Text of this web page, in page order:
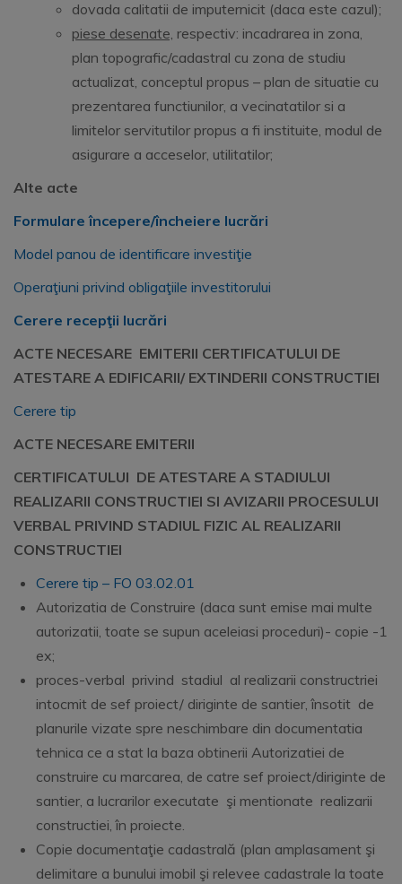
dovada calitatii de imputernicit (daca este cazul);
piese desenate, respectiv: incadrarea in zona,
plan topografic/cadastral cu zona de studiu
actualizat, conceptul propus – plan de situatie cu
prezentarea functiunilor, a vecinatatilor si a
limitelor servitutilor propus a fi instituite, modul de
asigurare a acceselor, utilitatilor;
Alte acte
Formulare începere/încheiere lucrări
Model panou de identificare investiţie
Operaţiuni privind obligaţiile investitorului
Cerere recepţii lucrări
ACTE NECESARE EMITERII CERTIFICATULUI DE
ATESTARE A EDIFICARII/ EXTINDERII CONSTRUCTIEI
Cerere tip
ACTE NECESARE EMITERII
CERTIFICATULUI DE ATESTARE A STADIULUI
REALIZARII CONSTRUCTIEI SI AVIZARII PROCESULUI
VERBAL PRIVIND STADIUL FIZIC AL REALIZARII
CONSTRUCTIEI
Cerere tip – FO 03.02.01
Autorizatia de Construire (daca sunt emise mai multe
autorizatii, toate se supun aceleiasi proceduri)- copie -1
ex;
proces-verbal privind stadiul al realizarii constructriei
intocmit de sef proiect/ diriginte de santier, însotit de
planurile vizate spre neschimbare din documentatia
tehnica ce a stat la baza obtinerii Autorizatiei de
construire cu marcarea, de catre sef proiect/diriginte de
santier, a lucrarilor executate şi mentionate realizarii
constructiei, în proiecte.
Copie documentaţie cadastrală (plan amplasament şi
delimitare a bunului imobil şi relevee cadastrale la toate